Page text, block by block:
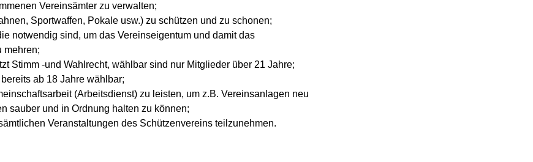
Vereinsämter zu verwalten;
Sportwaffen, Pokale usw.) zu schützen und zu schonen;
notwendig sind, um das Vereinseigentum und damit das
mehren;
Stimm -und Wahlrecht, wählbar sind nur Mitglieder über 21 Jahre;
ab 18 Jahre wählbar;
(Arbeitsdienst) zu leisten, um z.B. Vereinsanlagen neu
sauber und in Ordnung halten zu können;
Veranstaltungen des Schützenvereins teilzunehmen.